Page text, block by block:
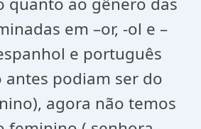
em –or, -ol e –
e português
antes podiam ser do
agora não temos